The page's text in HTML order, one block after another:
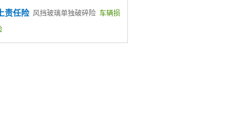
责任险 风挡玻璃单独破碎险 车辆损